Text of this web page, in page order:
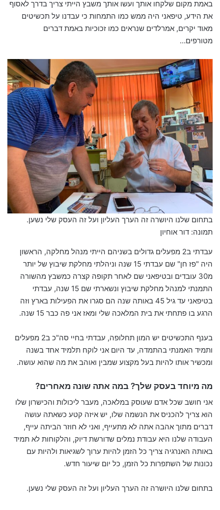
באמת מקום שלקחו אותך ועשו אותך משבץ הייתי צריך בדרך לאסוף
את הידע, טיפאני היה ממש כמו התמחות כי עבדנו על תכשיטים
מאוד יקרים, אמרלדים שנראים כמו זכוכיות באמת דברים
מטורפים…
בתחום שלנו היושרה זה הערך העליון ועל זה העסק שלי נשען.
תמונה: דור אוחיון
עבדתי ב2 מפעלים גדולים בשניהם הייתי מנהל מחלקה, הראשון
היה "פז חן" שם עבדתי 15 שנה וניהלתי מחלקת שיבוץ של יותר
מ30 עובדים ובטיפאני שם לאחר תקופה קצרה כמשבץ מהשורה
התמנתי למנהל מחלקת שיבוץ ונשארתי שם 15 שנה, עבדתי
בטיפאני עד גיל 45 באותה שנה הם סגרו את הפעילות בארץ וזה
הרגע בו פתחתי את בית המלאכה שלי ומאז אני פה כבר 15 שנה.
בענף התכשיטים יש המון תחלופה, עבדתי בחיי סה"כ ב2 מפעלים
ותמיד האמנתי בהתמדה, עד היום אני לוקח תלמיד אחד בשנה
ומכשיר אותו להיות בעל מקצוע שמבין ואוהב את מה שהוא עושה.
מה מיוחד בעסק שלך? במה אתה שונה מאחרים?
אני חושב שכל אדם שעוסק במלאכה, מעבר ליכולות והכישרון שלו
הוא צריך להכניס את הנשמה שלו, יש איזה קטע כשאתה עושה
דברים מתוך אהבה אתה לא מתעייף, ואני לא חוזר הביתה עייף,
העבודה שלנו היא עבודת נמלים שדורשת דיוק, והלקוחות לא תמיד
באותה האנרגיה צריך כל הזמן להיות ערוך לשגיאות ולהיות עם
נכונות של השתפרות כל הזמן, כל יום שיעור חדש.
בתחום שלנו היושרה זה הערך העליון ועל זה העסק שלי נשען.